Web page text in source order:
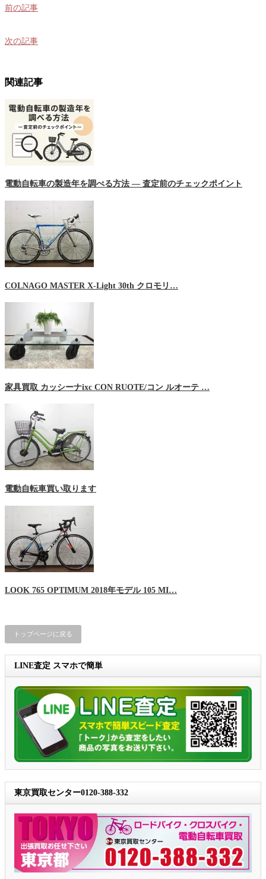
前の記事
次の記事
関連記事
電動自転車の製造年を調べる方法 ― 査定前のチェックポイント
COLNAGO MASTER X-Light 30th クロモリ…
家具買取 カッシーナixc CON RUOTE/コン ルオーテ …
電動自転車買い取ります
LOOK 765 OPTIMUM 2018年モデル 105 MI…
トップページに戻る
LINE査定 スマホで簡単
東京買取センター0120-388-332